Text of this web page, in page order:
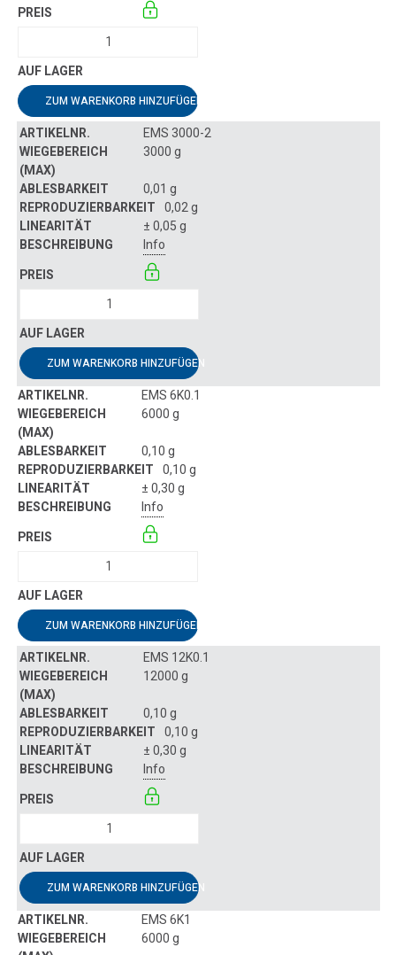
ZUM WARENKORB HINZUFÜGEN
EMS 3000-2
3000 g
0,01 g
0,02 g
± 0,05 g
Info
ZUM WARENKORB HINZUFÜGEN
EMS 6K0.1
6000 g
0,10 g
0,10 g
± 0,30 g
Info
ZUM WARENKORB HINZUFÜGEN
EMS 12K0.1
12000 g
0,10 g
0,10 g
± 0,30 g
Info
ZUM WARENKORB HINZUFÜGEN
EMS 6K1
6000 g